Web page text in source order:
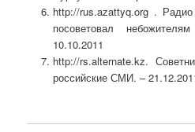
http://rus.azattyq.org .
посоветовал
10.10.2011
http://rs.alternate.kz.
российские СМИ. –